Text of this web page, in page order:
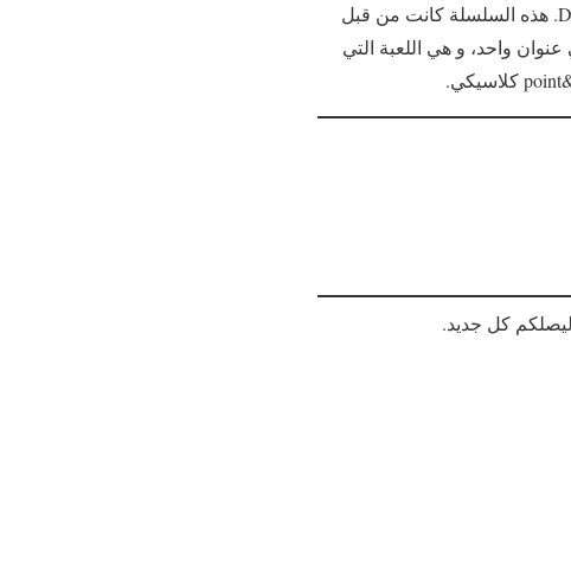
تعتبر هذه الأخيرة من بين أفضل و أشهر الألعاب التي عملت عليها شركة Daedalic Entertainment. هذه السلسلة كانت من قبل
واحد، و هي اللعبة التي
ليصلكم كل جديد.